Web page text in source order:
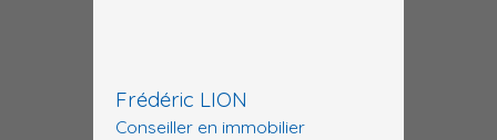
Frédéric LION
Conseiller en immobilier